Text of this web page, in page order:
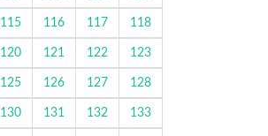
115 116 117 118
120 121 122 123
125 126 127 128
130 131 132 133